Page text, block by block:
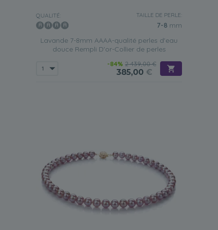
QUALITÉ: TAILLE DE PERLE:
7-8 mm
Lavande 7-8mm AAAA-qualité perles d'eau
douce Rempli D'or-Collier de perles
-84% 2 439,00 €
385,00 €